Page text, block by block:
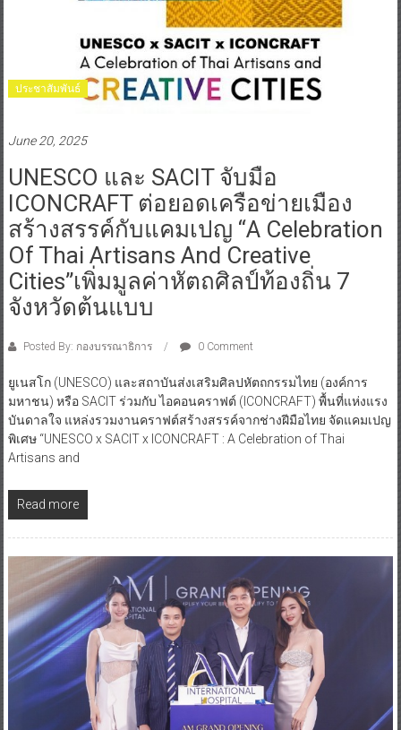
ประชาสัมพันธ์
June 20, 2025
UNESCO และ SACIT จับมือ
ICONCRAFT ต่อยอดเครือข่ายเมือง
สร้างสรรค์กับแคมเปญ “A Celebration
Of Thai Artisans And Creative
Cities”เพิ่มมูลค่าหัตถศิลป์ท้องถิ่น 7
จังหวัดต้นแบบ
Posted By: กองบรรณาธิการ 0 Comment
ยูเนสโก (UNESCO) และสถาบันส่งเสริมศิลปหัตถกรรมไทย (องค์การ
มหาชน) หรือ SACIT ร่วมกับ ไอคอนคราฟต์ (ICONCRAFT) พื้นที่แห่งแรง
บันดาลใจ แหล่งรวมงานคราฟต์สร้างสรรค์จากช่างฝีมือไทย จัดแคมเปญ
พิเศษ “UNESCO x SACIT x ICONCRAFT : A Celebration of Thai
Artisans and
Read more